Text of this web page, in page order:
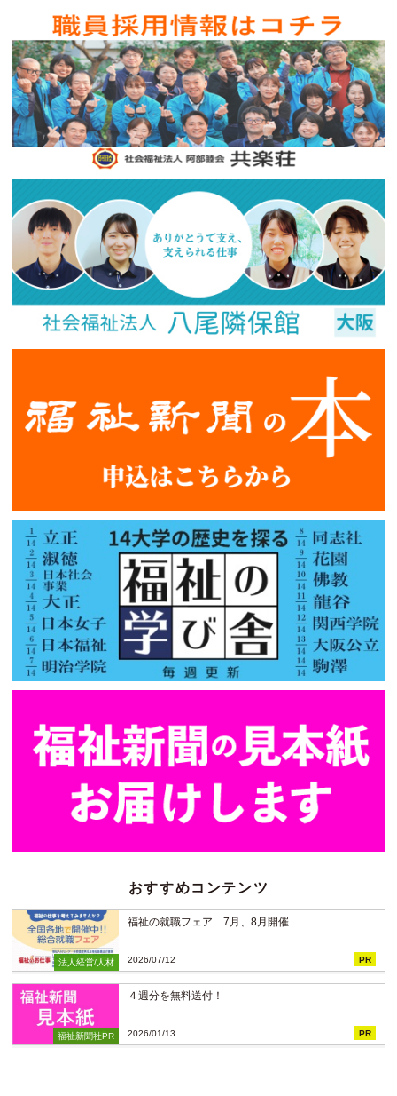
おすすめコンテンツ
法人経営/人材
福祉の就職フェア 7月、8月開催
2026/07/12 PR
福祉新聞社PR
４週分を無料送付！
2026/01/13 PR